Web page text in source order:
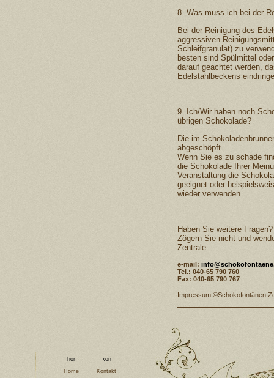
8. Was muss ich bei der
Bei der Reinigung des
aggressiven
Schleifgranulat) zu
besten sind Spülmittel
darauf geachtet werden,
Edelstahlbeckens
9. Ich/Wir haben noch
übrigen Schokolade?
Die im
abgeschöpft.
Wenn Sie es zu schade
die Schokolade Ihrer
Veranstaltung die
geeignet oder
wieder verwenden.
Haben Sie weitere Fragen?
Zögern Sie nicht und
Zentrale.
e-mail:
Tel.: 040-65 790 760
Fax: 040-65 790 767
Impressum ©Schokofontänen
Home Kontakt